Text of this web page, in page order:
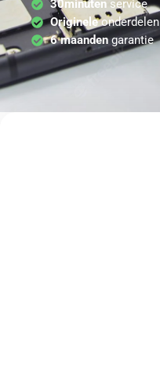
30minutenservice
Origineleonderdelen
6 maandengarantie